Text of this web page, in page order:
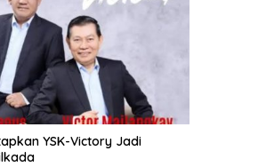
YSK-Victory Jadi